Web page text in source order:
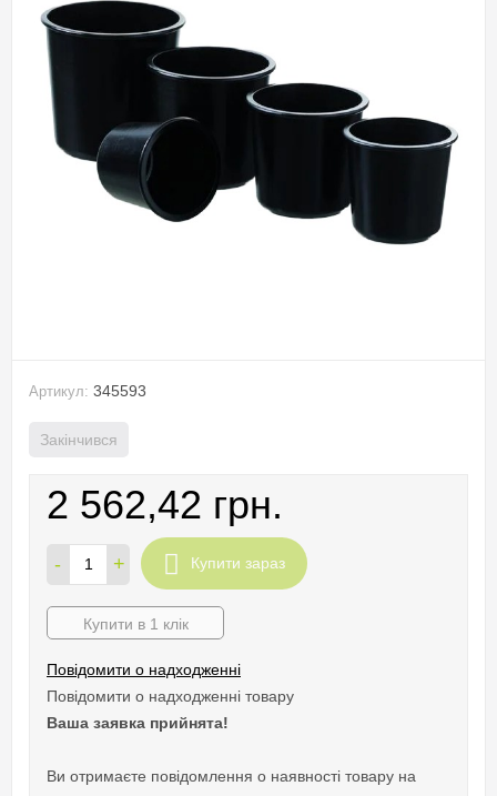
Артикул: 345593
Закінчився
2 562,42 грн.
- + Купити зараз
Купити в 1 клік
Повідомити о надходженні
Повідомити о надходженні товару
Ваша заявка прийнята!
Ви отримаєте повідомлення о наявності товару на